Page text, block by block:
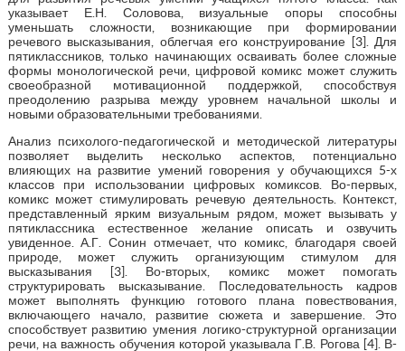
указывает Е.Н. Соловова, визуальные опоры способны
уменьшать сложности, возникающие при формировании
речевого высказывания, облегчая его конструирование [3]. Для
пятиклассников, только начинающих осваивать более сложные
формы монологической речи, цифровой комикс может служить
своеобразной мотивационной поддержкой, способствуя
преодолению разрыва между уровнем начальной школы и
новыми образовательными требованиями.
Анализ психолого-педагогической и методической литературы
позволяет выделить несколько аспектов, потенциально
влияющих на развитие умений говорения у обучающихся 5-х
классов при использовании цифровых комиксов. Во-первых,
комикс может стимулировать речевую деятельность. Контекст,
представленный ярким визуальным рядом, может вызывать у
пятиклассника естественное желание описать и озвучить
увиденное. А.Г. Сонин отмечает, что комикс, благодаря своей
природе, может служить организующим стимулом для
высказывания [3]. Во-вторых, комикс может помогать
структурировать высказывание. Последовательность кадров
может выполнять функцию готового плана повествования,
включающего начало, развитие сюжета и завершение. Это
способствует развитию умения логико-структурной организации
речи, на важность обучения которой указывала Г.В. Рогова [4]. В-